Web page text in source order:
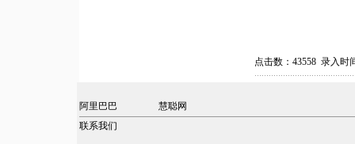
点击数：43558 录入时
阿里巴巴
慧聪网
联系我们